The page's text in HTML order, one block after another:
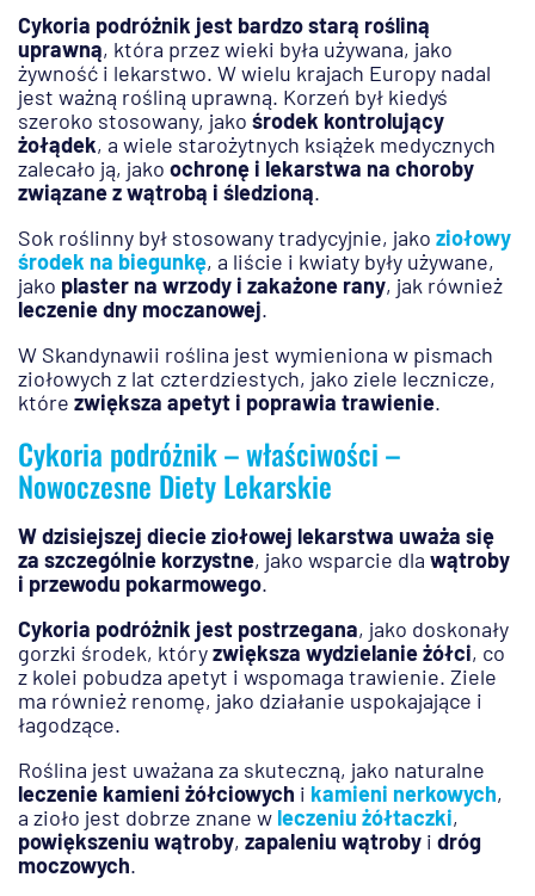
Cykoria podróżnik jest bardzo starą rośliną
uprawną, która przez wieki była używana, jako
żywność i lekarstwo. W wielu krajach Europy nadal
jest ważną rośliną uprawną. Korzeń był kiedyś
szeroko stosowany, jako środek kontrolujący
żołądek, a wiele starożytnych książek medycznych
zalecało ją, jako ochronę i lekarstwa na choroby
związane z wątrobą i śledzioną.
Sok roślinny był stosowany tradycyjnie, jako ziołowy
środek na biegunkę, a liście i kwiaty były używane,
jako plaster na wrzody i zakażone rany, jak również
leczenie dny moczanowej.
W Skandynawii roślina jest wymieniona w pismach
ziołowych z lat czterdziestych, jako ziele lecznicze,
które zwiększa apetyt i poprawia trawienie.
Cykoria podróżnik – właściwości –
Nowoczesne Diety Lekarskie
W dzisiejszej diecie ziołowej lekarstwa uważa się
za szczególnie korzystne, jako wsparcie dla wątroby
i przewodu pokarmowego.
Cykoria podróżnik jest postrzegana, jako doskonały
gorzki środek, któryzwiększa wydzielanie żółci, co
z kolei pobudza apetyt i wspomaga trawienie. Ziele
ma również renomę, jako działanie uspokajające i
łagodzące.
Roślina jest uważana za skuteczną, jako naturalne
leczenie kamieni żółciowych i kamieni nerkowych,
a zioło jest dobrze znane w leczeniu żółtaczki,
powiększeniu wątroby, zapaleniu wątroby i dróg
moczowych.